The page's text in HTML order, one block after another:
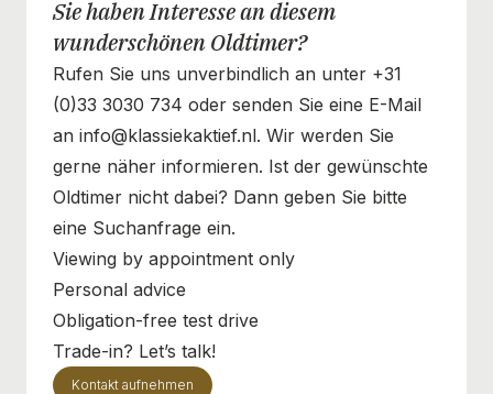
Sie haben Interesse an diesem
wunderschönen Oldtimer?
Rufen Sie uns unverbindlich an unter +31
(0)33 3030 734 oder senden Sie eine E-Mail
an info@klassiekaktief.nl. Wir werden Sie
gerne näher informieren. Ist der gewünschte
Oldtimer nicht dabei? Dann geben Sie bitte
eine Suchanfrage ein.
Viewing by appointment only
Personal advice
Obligation-free test drive
Trade-in? Let’s talk!
Kontakt aufnehmen